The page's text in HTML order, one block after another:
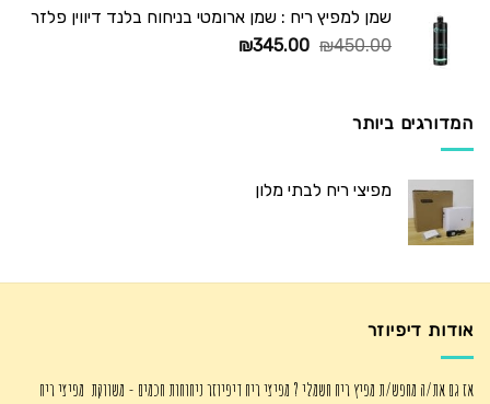
שמן למפיץ ריח : שמן ארומטי בניחוח בלנד דיווין פלזר
₪450.00
המחיר
₪345.00
המחיר
המדורגים ביותר
מפיצי ריח לבתי מלון
אודות דיפיוזר
אז גם את/ה מחפש/ת מפיץ ריח חשמלי ? מפיצי ריח דיפיוזר ניחוחות חכמים - משווקת מפיצי ריח